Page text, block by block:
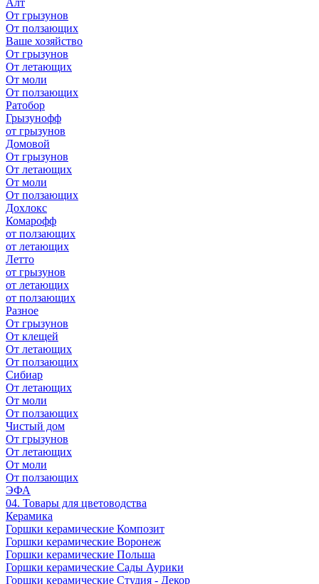
Алт
От грызунов
От ползающих
Ваше хозяйство
От грызунов
От летающих
От моли
От ползающих
Ратобор
Грызунофф
от грызунов
Домовой
От грызунов
От летающих
От моли
От ползающих
Дохлокс
Комарофф
от ползающих
от летающих
Летто
от грызунов
от летающих
от ползающих
Разное
От грызунов
От клещей
От летающих
От ползающих
Сибиар
От летающих
От моли
От ползающих
Чистый дом
От грызунов
От летающих
От моли
От ползающих
ЭФА
04. Товары для цветоводства
Керамика
Горшки керамические Композит
Горшки керамические Воронеж
Горшки керамические Польша
Горшки керамические Сады Аурики
Горшки керамические Студия - Декор